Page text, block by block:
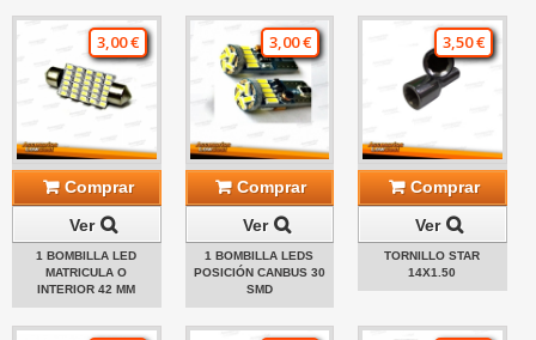
3,00 €
Comprar
Ver
1 BOMBILLA LED
MATRICULA O
INTERIOR 42 MM
3,00 €
Comprar
Ver
1 BOMBILLA LEDS
POSICIÓN CANBUS 30
SMD
3,50 €
Comprar
Ver
TORNILLO STAR
14X1.50